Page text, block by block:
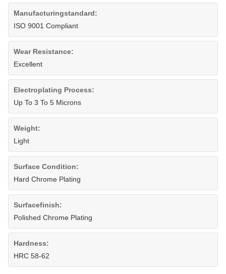
Manufacturingstandard:
ISO 9001 Compliant
Wear Resistance:
Excellent
Electroplating Process:
Up To 3 To 5 Microns
Weight:
Light
Surface Condition:
Hard Chrome Plating
Surfacefinish:
Polished Chrome Plating
Hardness:
HRC 58-62